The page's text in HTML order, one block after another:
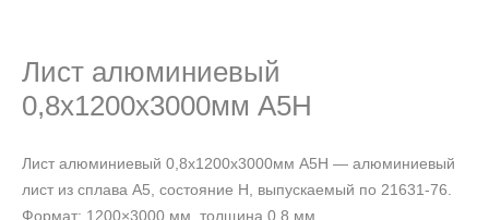
Лист алюминиевый
0,8х1200х3000мм А5Н
Лист алюминиевый 0,8х1200х3000мм А5Н — алюминиевый
лист из сплава А5, состояние Н, выпускаемый по 21631-76.
Формат: 1200×3000 мм, толщина 0,8 мм.